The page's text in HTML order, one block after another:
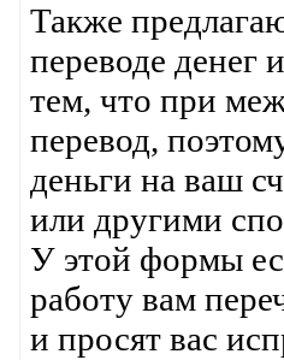
Также
переводе денег
тем, что при
перевод,
деньги на ваш
или другими
У этой формы
работу вам
и просят вас